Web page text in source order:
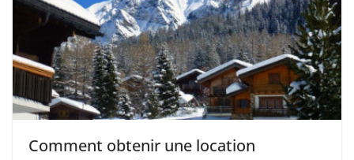
Comment obtenir une location